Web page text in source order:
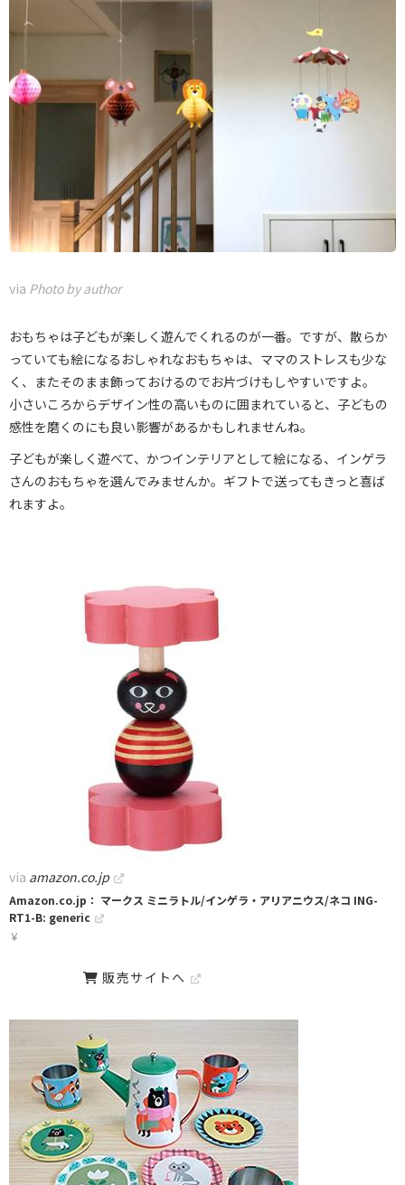
via Photo by author
おもちゃは子どもが楽しく遊んでくれるのが一番。ですが、散らか
っていても絵になるおしゃれなおもちゃは、ママのストレスも少な
く、またそのまま飾っておけるのでお片づけもしやすいですよ。
小さいころからデザイン性の高いものに囲まれていると、子どもの
感性を磨くのにも良い影響があるかもしれませんね。
子どもが楽しく遊べて、かつインテリアとして絵になる、インゲラ
さんのおもちゃを選んでみませんか。ギフトで送ってもきっと喜ば
れますよ。
via amazon.co.jp
Amazon.co.jp： マークス ミニラトル/インゲラ・アリアニウス/ネコ ING-
RT1-B: generic
￥
販売サイトへ